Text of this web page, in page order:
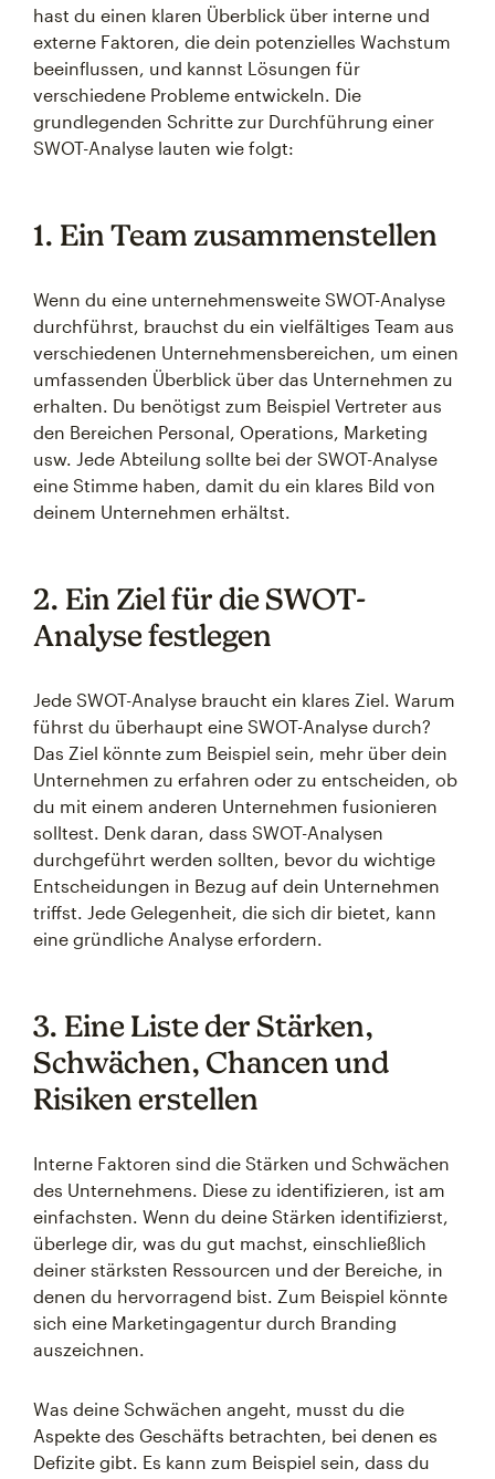
hast du einen klaren Überblick über interne und
externe Faktoren, die dein potenzielles Wachstum
beeinflussen, und kannst Lösungen für
verschiedene Probleme entwickeln. Die
grundlegenden Schritte zur Durchführung einer
SWOT-Analyse lauten wie folgt:
1. Ein Team zusammenstellen
Wenn du eine unternehmensweite SWOT-Analyse
durchführst, brauchst du ein vielfältiges Team aus
verschiedenen Unternehmensbereichen, um einen
umfassenden Überblick über das Unternehmen zu
erhalten. Du benötigst zum Beispiel Vertreter aus
den Bereichen Personal, Operations, Marketing
usw. Jede Abteilung sollte bei der SWOT-Analyse
eine Stimme haben, damit du ein klares Bild von
deinem Unternehmen erhältst.
2. Ein Ziel für die SWOT-
Analyse festlegen
Jede SWOT-Analyse braucht ein klares Ziel. Warum
führst du überhaupt eine SWOT-Analyse durch?
Das Ziel könnte zum Beispiel sein, mehr über dein
Unternehmen zu erfahren oder zu entscheiden, ob
du mit einem anderen Unternehmen fusionieren
solltest. Denk daran, dass SWOT-Analysen
durchgeführt werden sollten, bevor du wichtige
Entscheidungen in Bezug auf dein Unternehmen
triffst. Jede Gelegenheit, die sich dir bietet, kann
eine gründliche Analyse erfordern.
3. Eine Liste der Stärken,
Schwächen, Chancen und
Risiken erstellen
Interne Faktoren sind die Stärken und Schwächen
des Unternehmens. Diese zu identifizieren, ist am
einfachsten. Wenn du deine Stärken identifizierst,
überlege dir, was du gut machst, einschließlich
deiner stärksten Ressourcen und der Bereiche, in
denen du hervorragend bist. Zum Beispiel könnte
sich eine Marketingagentur durch Branding
auszeichnen.
Was deine Schwächen angeht, musst du die
Aspekte des Geschäfts betrachten, bei denen es
Defizite gibt. Es kann zum Beispiel sein, dass du